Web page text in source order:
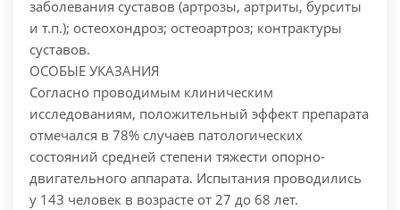
заболевания суставов (артрозы, артриты, бурситы
и т.п.); остеохондроз; остеоартроз; контрактуры
суставов.
ОСОБЫЕ УКАЗАНИЯ
Согласно проводимым клиническим
исследованиям, положительный эффект препарата
отмечался в 78% случаев патологических
состояний средней степени тяжести опорно-
двигательного аппарата. Испытания проводились
у 143 человек в возрасте от 27 до 68 лет.